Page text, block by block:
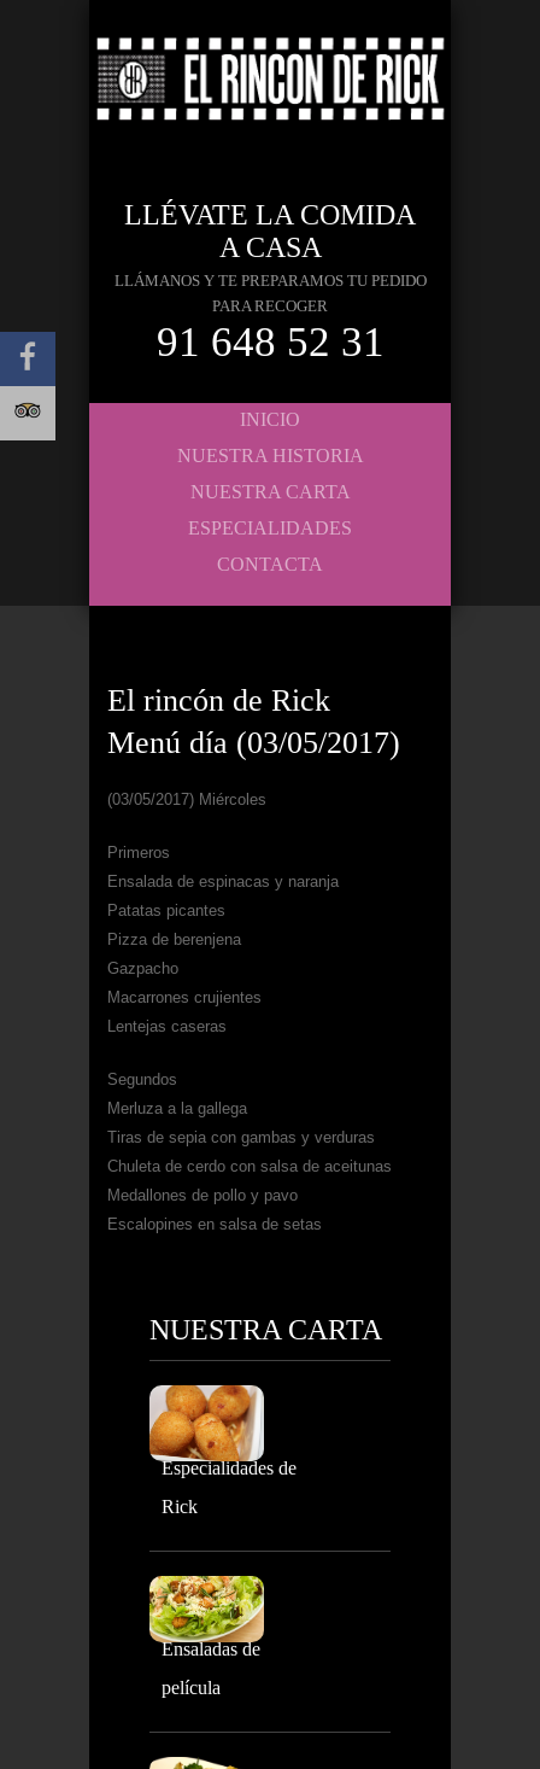
LLÉVATE LA COMIDA
A CASA
LLÁMANOS Y TE PREPARAMOS TU PEDIDO
PARA RECOGER
91 648 52 31
INICIO
NUESTRA HISTORIA
NUESTRA CARTA
ESPECIALIDADES
CONTACTA
El rincón de Rick
Menú día (03/05/2017)
(03/05/2017) Miércoles
Primeros
Ensalada de espinacas y naranja
Patatas picantes
Pizza de berenjena
Gazpacho
Macarrones crujientes
Lentejas caseras
Segundos
Merluza a la gallega
Tiras de sepia con gambas y verduras
Chuleta de cerdo con salsa de aceitunas
Medallones de pollo y pavo
Escalopines en salsa de setas
NUESTRA CARTA
Especialidades de
Rick
Ensaladas de
película